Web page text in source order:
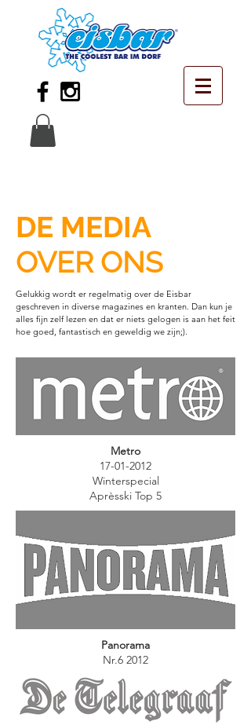
DE MEDIA
OVER ONS
Gelukkig wordt er regelmatig over de Eisbar
geschreven in diverse magazines en kranten. Dan kun je
alles fijn zelf lezen en dat er niets gelogen is aan het feit
hoe goed, fantastisch en geweldig we zijn;).
Metro
17-01-2012
Winterspecial
Aprèsski Top 5
Panorama
Nr.6 2012